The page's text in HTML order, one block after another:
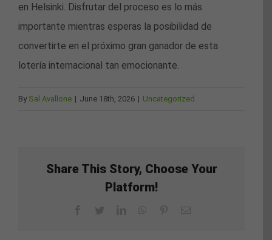
en Helsinki. Disfrutar del proceso es lo más
importante mientras esperas la posibilidad de
convertirte en el próximo gran ganador de esta
lotería internacional tan emocionante.
By Sal Avallone | June 18th, 2026 | Uncategorized
Share This Story, Choose Your
Platform!